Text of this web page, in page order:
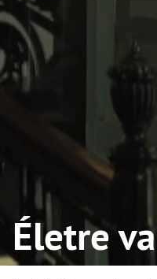
Életre